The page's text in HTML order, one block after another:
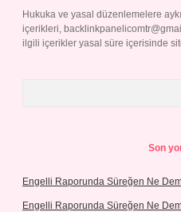
Hukuka ve yasal düzenlemelere
içerikleri,
ilgili içerikler yasal süre içerisinde
Son
Engelli Raporunda Süreğen Ne
Engelli Raporunda Süreğen Ne